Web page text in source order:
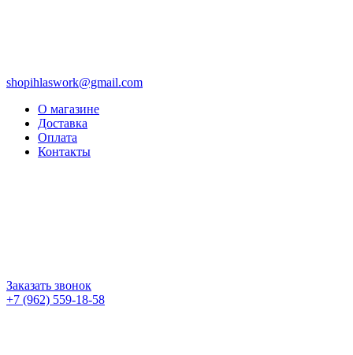
shopihlaswork@gmail.com
О магазине
Доставка
Оплата
Контакты
Заказать звонок
+7 (962) 559-18-58